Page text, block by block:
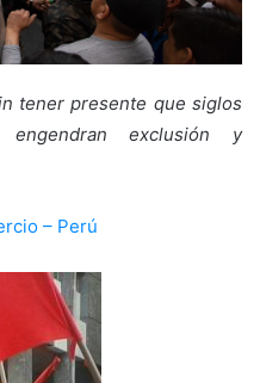
tener presente que siglos
exclusión y
– Perú